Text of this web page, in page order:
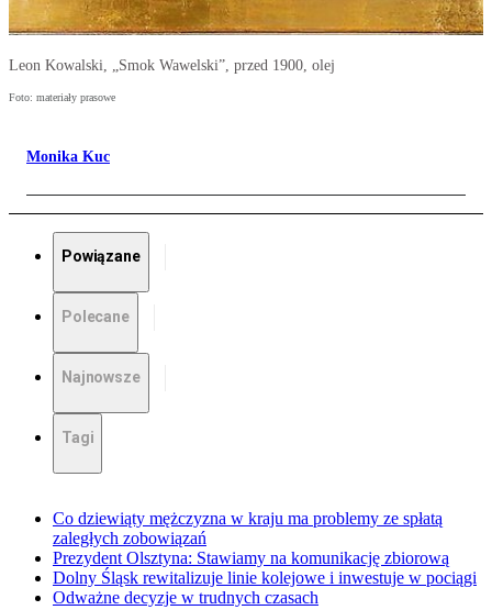
Leon Kowalski, „Smok Wawelski”, przed 1900, olej
Foto: materiały prasowe
Monika Kuc
Powiązane
Polecane
Najnowsze
Tagi
Co dziewiąty mężczyzna w kraju ma problemy ze spłatą
zaległych zobowiązań
Prezydent Olsztyna: Stawiamy na komunikację zbiorową
Dolny Śląsk rewitalizuje linie kolejowe i inwestuje w pociągi
Odważne decyzje w trudnych czasach